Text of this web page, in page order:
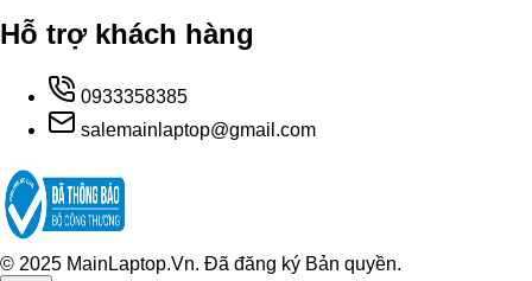
Hỗ trợ khách hàng
0933358385
salemainlaptop@gmail.com
© 2025 MainLaptop.Vn. Đã đăng ký Bản quyền.